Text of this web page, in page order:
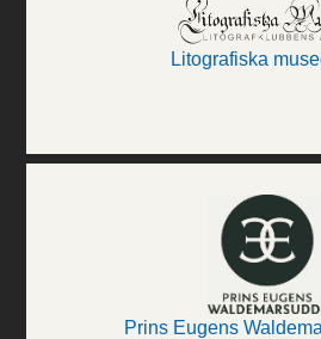
Litografiska
Prins Eugens